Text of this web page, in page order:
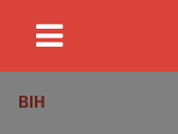
content
BIH